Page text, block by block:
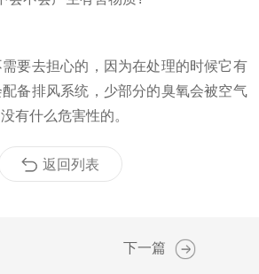
去担心的，因为在处理的时候它有
备排风系统，少部分的臭氧会被空气
有什么危害性的。
返回列表
下一篇